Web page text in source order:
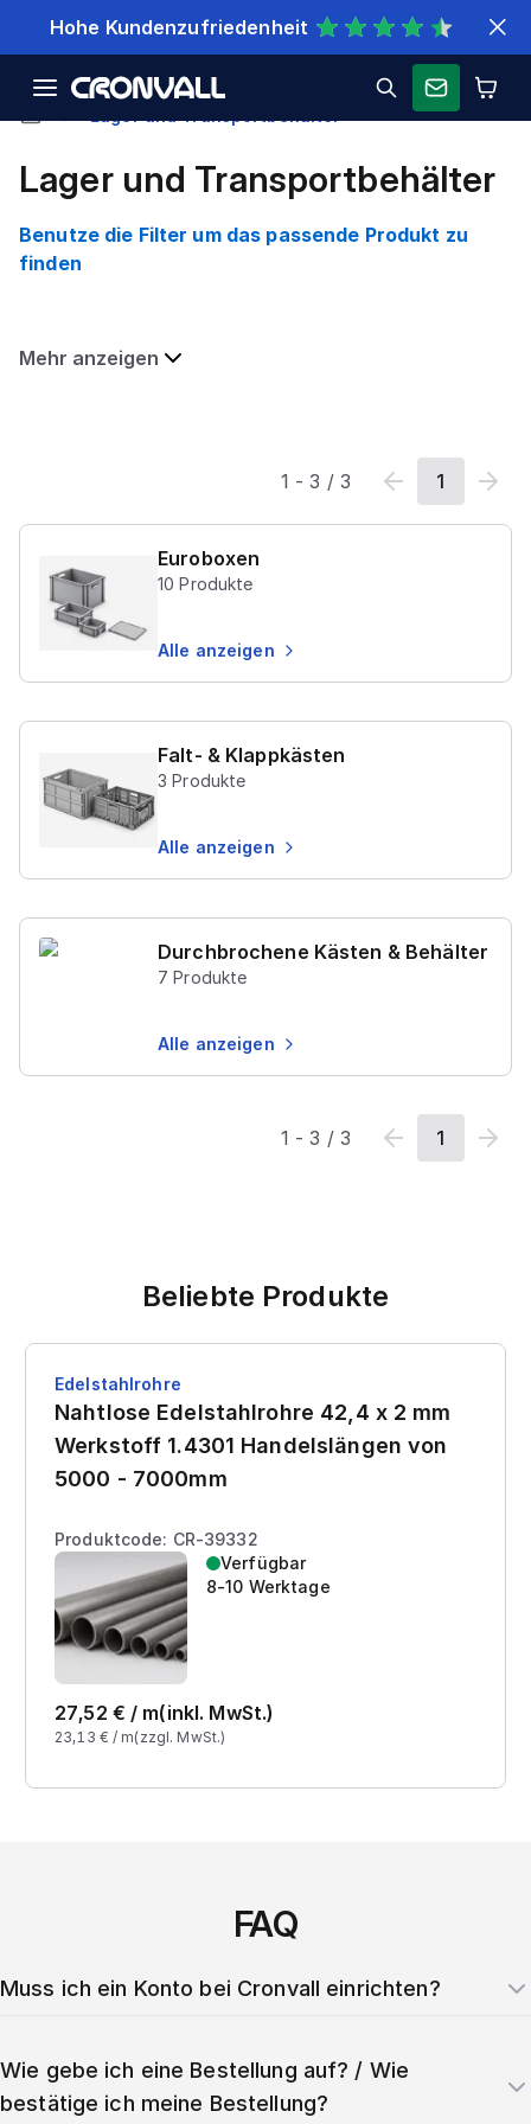
Hohe Kundenzufriedenheit
Lager und Transportbehälter
Benutze die Filter um das passende Produkt zu
finden
Mehr anzeigen
1 -3 / 3 1
Euroboxen
10 Produkte
Alle anzeigen
Falt- & Klappkästen
3 Produkte
Alle anzeigen
Durchbrochene Kästen & Behälter
7 Produkte
Alle anzeigen
1 -3 / 3 1
Beliebte Produkte
Edelstahlrohre
Nahtlose Edelstahlrohre 42,4 x 2 mm
Werkstoff 1.4301 Handelslängen von
5000 - 7000mm
Produktcode: CR-39332
Verfügbar
8-10 Werktage
27,52 € / m(inkl. MwSt.)
23,13 € / m(zzgl. MwSt.)
FAQ
Muss ich ein Konto bei Cronvall einrichten?
Wie gebe ich eine Bestellung auf? / Wie
bestätige ich meine Bestellung?